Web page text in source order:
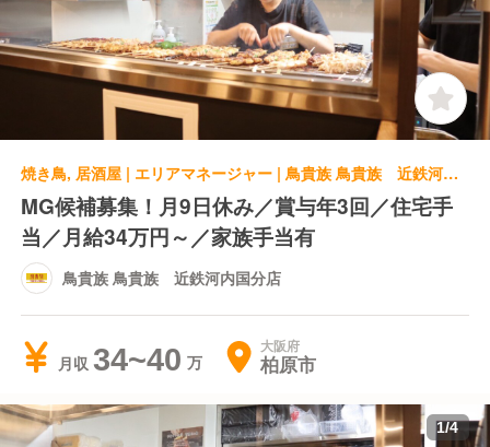
焼き鳥, 居酒屋 | エリアマネージャー | 鳥貴族 鳥貴族 近鉄河内国分店
MG候補募集！月9日休み／賞与年3回／住宅手
当／月給34万円～／家族手当有
鳥貴族 鳥貴族 近鉄河内国分店
月収 34~40 大阪府
柏原市
1/4